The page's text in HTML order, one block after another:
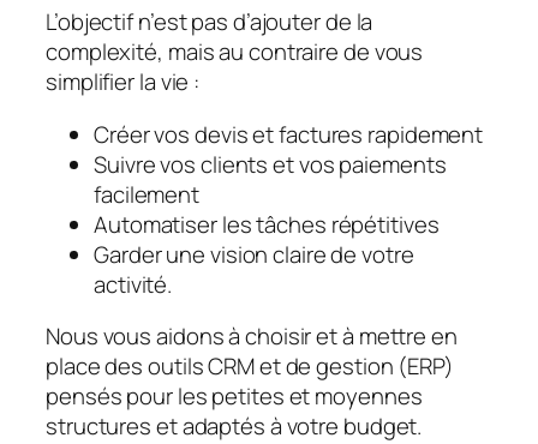
L’objectif n’est pas d’ajouter de la
complexité, mais au contraire de vous
simplifier la vie :
Créer vos devis et factures rapidement
Suivre vos clients et vos paiements
facilement
Automatiser les tâches répétitives
Garder une vision claire de votre
activité.
Nous vous aidons à choisir et à mettre en
place des outils CRM et de gestion (ERP)
pensés pour les petites et moyennes
structures et adaptés à votre budget.